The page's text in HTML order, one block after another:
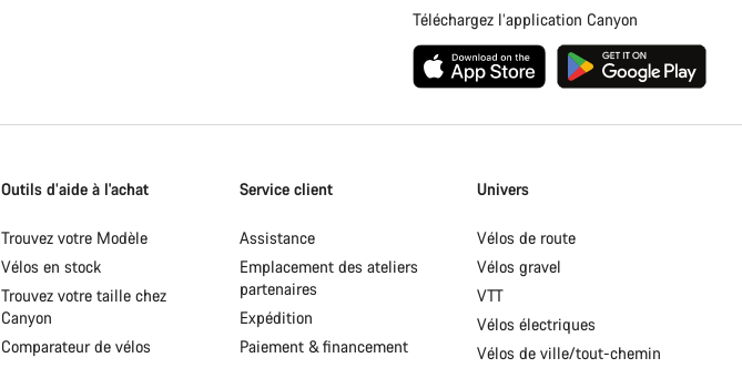
Téléchargez l’application Canyon
Outils d’aide à l'achat
Trouvez votre Modèle
Vélos en stock
Trouvez votre taille chez
Canyon
Comparateur de vélos
Service client
Assistance
Emplacement des ateliers
partenaires
Expédition
Paiement & financement
Univers
Vélos de route
Vélos gravel
VTT
Vélos électriques
Vélos de ville/tout-chemin